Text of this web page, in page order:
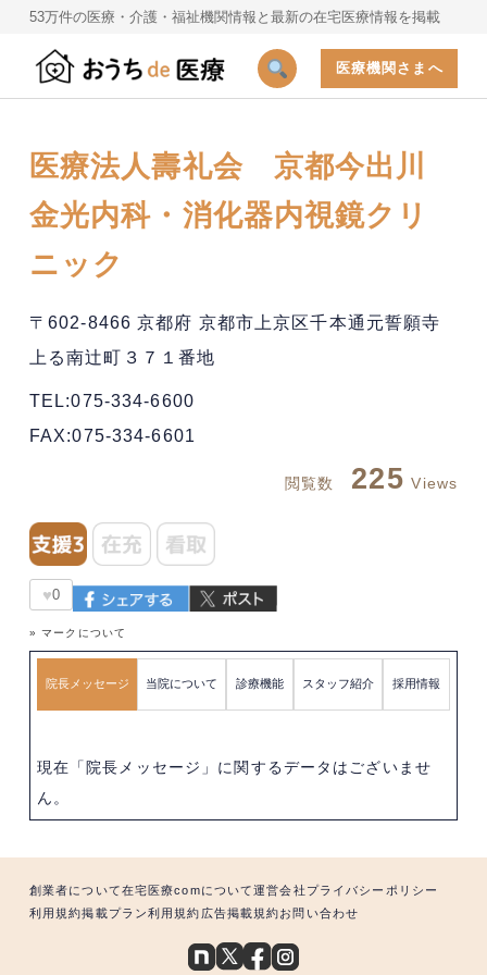
53万件の医療・介護・福祉機関情報と最新の在宅医療情報を掲載
医療機関さまへ
医療法人壽礼会 京都今出川
金光内科・消化器内視鏡クリ
ニック
〒602-8466 京都府 京都市上京区千本通元誓願寺
上る南辻町３７１番地
TEL:075-334-6600
FAX:075-334-6601
閲覧数 225 Views
♥0
» マークについて
院長メッセージ 当院について 診療機能 スタッフ紹介 採用情報
現在「院長メッセージ」に関するデータはございませ
ん。
創業者について在宅医療comについて運営会社 プライバシーポリシー
利用規約掲載プラン利用規約 広告掲載規約お問い合わせ